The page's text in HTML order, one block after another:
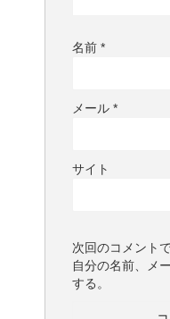
名前 *
メール *
サイト
次回のコメント
自分の名前、メ
する。